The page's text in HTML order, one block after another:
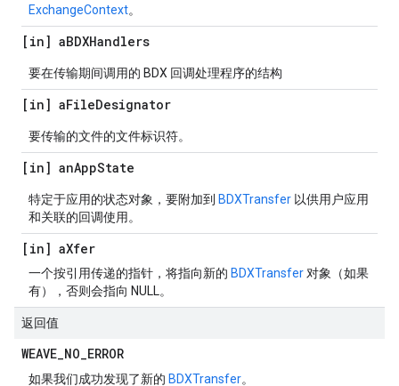
ExchangeContext。
[in] aBDXHandlers
要在传输期间调用的 BDX 回调处理程序的结构
[in] aFileDesignator
要传输的文件的文件标识符。
[in] anAppState
特定于应用的状态对象，要附加到 BDXTransfer 以供用户应用
和关联的回调使用。
[in] aXfer
一个按引用传递的指针，将指向新的 BDXTransfer 对象（如果
有），否则会指向 NULL。
返回值
WEAVE_NO_ERROR
如果我们成功发现了新的 BDXTransfer。